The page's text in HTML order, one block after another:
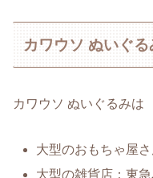
カワウソ ぬいぐ
カワウソ ぬいぐるみは
大型のおもちゃ屋
大型の雑貨店：東